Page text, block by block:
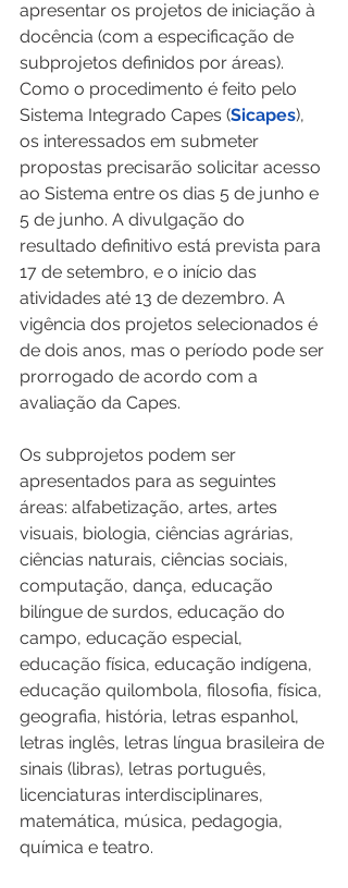
apresentar os projetos de iniciação à
docência (com a especificação de
subprojetos definidos por áreas).
Como o procedimento é feito pelo
Sistema Integrado Capes (Sicapes),
os interessados em submeter
propostas precisarão solicitar acesso
ao Sistema entre os dias 5 de junho e
5 de junho. A divulgação do
resultado definitivo está prevista para
17 de setembro, e o início das
atividades até 13 de dezembro. A
vigência dos projetos selecionados é
de dois anos, mas o período pode ser
prorrogado de acordo com a
avaliação da Capes.
Os subprojetos podem ser
apresentados para as seguintes
áreas: alfabetização, artes, artes
visuais, biologia, ciências agrárias,
ciências naturais, ciências sociais,
computação, dança, educação
bilíngue de surdos, educação do
campo, educação especial,
educação física, educação indígena,
educação quilombola, filosofia, física,
geografia, história, letras espanhol,
letras inglês, letras língua brasileira de
sinais (libras), letras português,
licenciaturas interdisciplinares,
matemática, música, pedagogia,
química e teatro.